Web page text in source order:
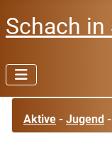
Schach in
Aktive - Jugend -